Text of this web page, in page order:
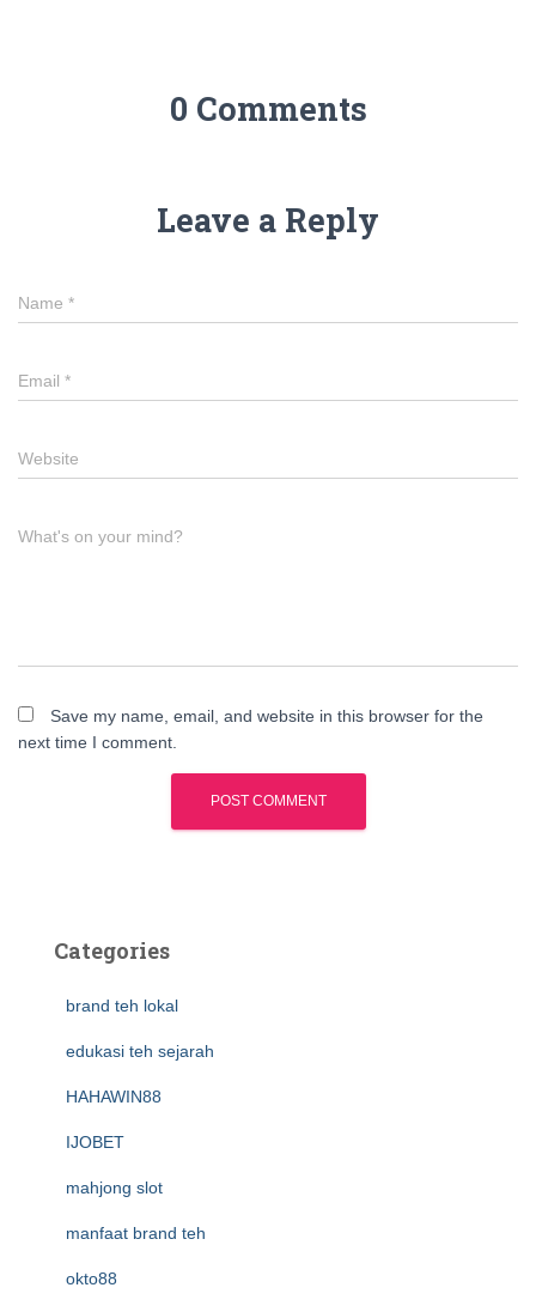
0 Comments
Leave a Reply
Name *
Email *
Website
What's on your mind?
Save my name, email, and website in this browser for the
next time I comment.
Categories
brand teh lokal
edukasi teh sejarah
HAHAWIN88
IJOBET
mahjong slot
manfaat brand teh
okto88